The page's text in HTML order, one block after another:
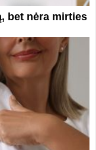
bet nėra mirties